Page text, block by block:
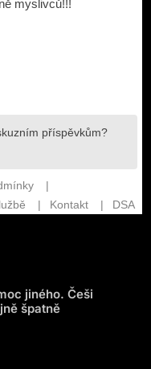
jiného. Češi
špatně